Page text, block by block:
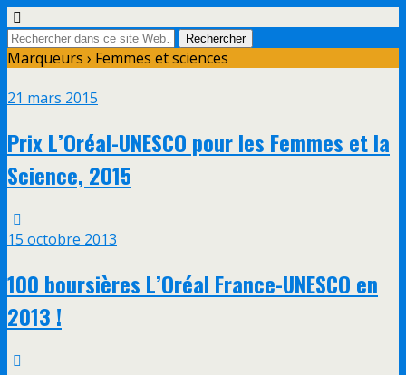
Marqueurs › Femmes et sciences
21 mars 2015
Prix L’Oréal-UNESCO pour les Femmes et la
Science, 2015
15 octobre 2013
100 boursières L’Oréal France-UNESCO en
2013 !